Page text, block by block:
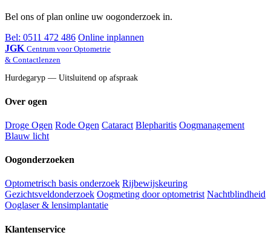
Bel ons of plan online uw oogonderzoek in.
Bel: 0511 472 486 Online inplannen
JGK Centrum voor Optometrie
& Contactlenzen
Hurdegaryp — Uitsluitend op afspraak
Over ogen
Droge Ogen Rode Ogen Cataract Blepharitis Oogmanagement
Blauw licht
Oogonderzoeken
Optometrisch basis onderzoek Rijbewijskeuring
Gezichtsveldonderzoek Oogmeting door optometrist Nachtblindheid
Ooglaser & lensimplantatie
Klantenservice